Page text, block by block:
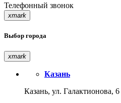
Телефонный звонок
xmark
Выбор города
xmark
Казань
Казань, ул. Галактионова, 6